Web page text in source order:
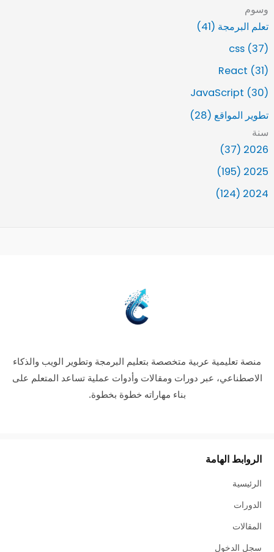
وسوم
تعلم البرمجة (41)
css (37)
React (31)
JavaScript (30)
تطوير المواقع (28)
سنة
2026 (37)
2025 (195)
2024 (124)
منصة تعليمية عربية متخصصة بتعليم البرمجة وتطوير الويب والذكاء
الاصطناعي، عبر دورات ومقالات وأدوات عملية تساعد المتعلم على
بناء مهاراته خطوة بخطوة.
الروابط الهامة
الرئيسية
الدورات
المقالات
سجل الدخول